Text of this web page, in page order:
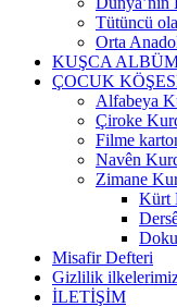
Tütüncü
Orta
KUŞCA
ÇOCUK
Alfabeya
Çiroke
Filme
Navên
Zimane
Kürt
Misafir Defteri
Gizlilik
İLETİŞİM